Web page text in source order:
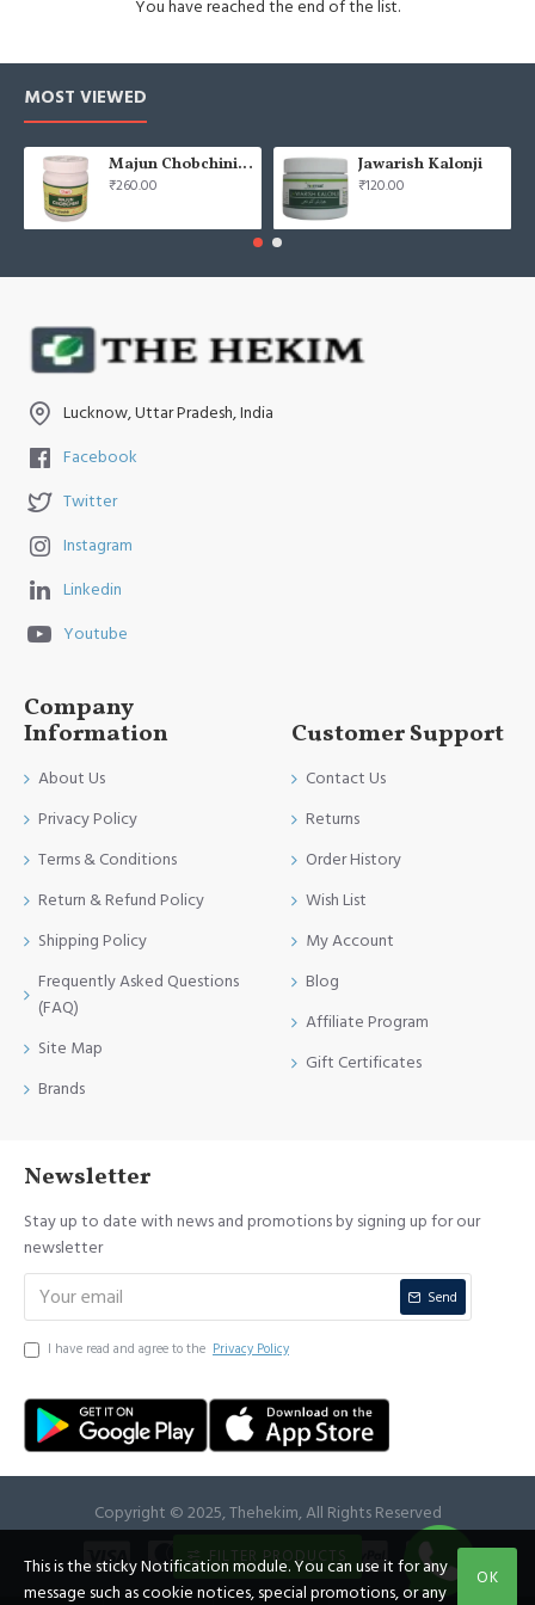
You have reached the end of the list.
MOST VIEWED
Majun Chobchini 125gm (Pack of 2)
₹260.00
Jawarish Kalonji
₹120.00
Lucknow, Uttar Pradesh, India
Facebook
Twitter
Instagram
Linkedin
Youtube
Company
Information
About Us
Privacy Policy
Terms & Conditions
Return & Refund Policy
Shipping Policy
Frequently Asked Questions
(FAQ)
Site Map
Brands
Customer Support
Contact Us
Returns
Order History
Wish List
My Account
Blog
Affiliate Program
Gift Certificates
Newsletter
Stay up to date with news and promotions by signing up for our
newsletter
Send
I have read and agree to the Privacy Policy
Copyright © 2025, Thehekim, All Rights Reserved
OK
This is the sticky Notification module. You can use it for any
message such as cookie notices, special promotions, or any
FILTER PRODUCTS